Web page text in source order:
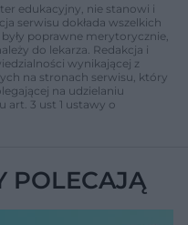
edukacyjny, nie stanowi i
serwisu dokłada wszelkich
poprawne merytorycznie,
do lekarza. Redakcja i
wynikającej z
na stronach serwisu, który
na udzielaniu
3 ust 1 ustawy o
POLECAJĄ